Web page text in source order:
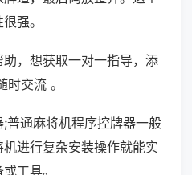
强。
，想获取一对一指导，添
交流 。
普通麻将机程序控牌器一般
进行复杂安装操作就能实
工具。